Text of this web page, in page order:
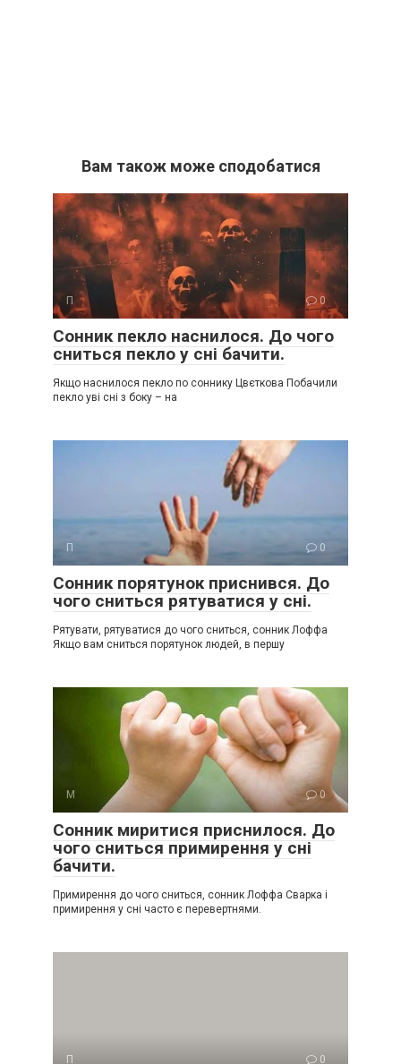
Вам також може сподобатися
П 0
Сонник пекло наснилося. До чого
сниться пекло у сні бачити.
Якщо наснилося пекло по соннику Цвєткова Побачили
пекло уві сні з боку – на
П 0
Сонник порятунок приснився. До
чого сниться рятуватися у сні.
Рятувати, рятуватися до чого сниться, сонник Лоффа
Якщо вам сниться порятунок людей, в першу
М 0
Сонник миритися приснилося. До
чого сниться примирення у сні
бачити.
Примирення до чого сниться, сонник Лоффа Сварка і
примирення у сні часто є перевертнями.
П 0